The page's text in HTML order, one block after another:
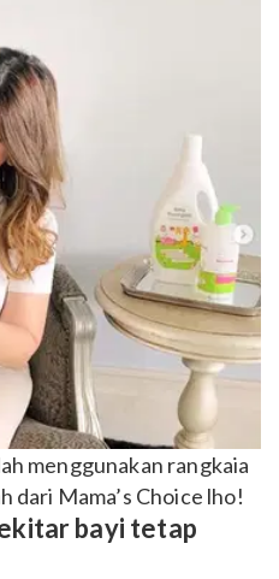
menggunakan rangkaia
dari Mama’s Choice lho!
bayi tetap